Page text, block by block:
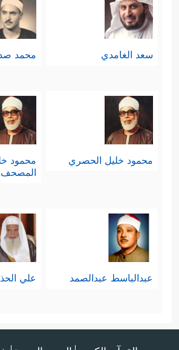
سعد الغامدي محمد
محمود خليل الحصري
محمود
المصحف
عبدالباسط عبدالصمد علي